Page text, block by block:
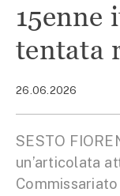
15enne
tentata
26.06.2026
SESTO
un’articolata